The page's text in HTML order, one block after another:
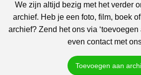
We zijn altijd bezig met het verder
archief. Heb je een foto, film, boek
archief? Zend het ons via ‘toevoegen
even contact met
Toevoegen aan